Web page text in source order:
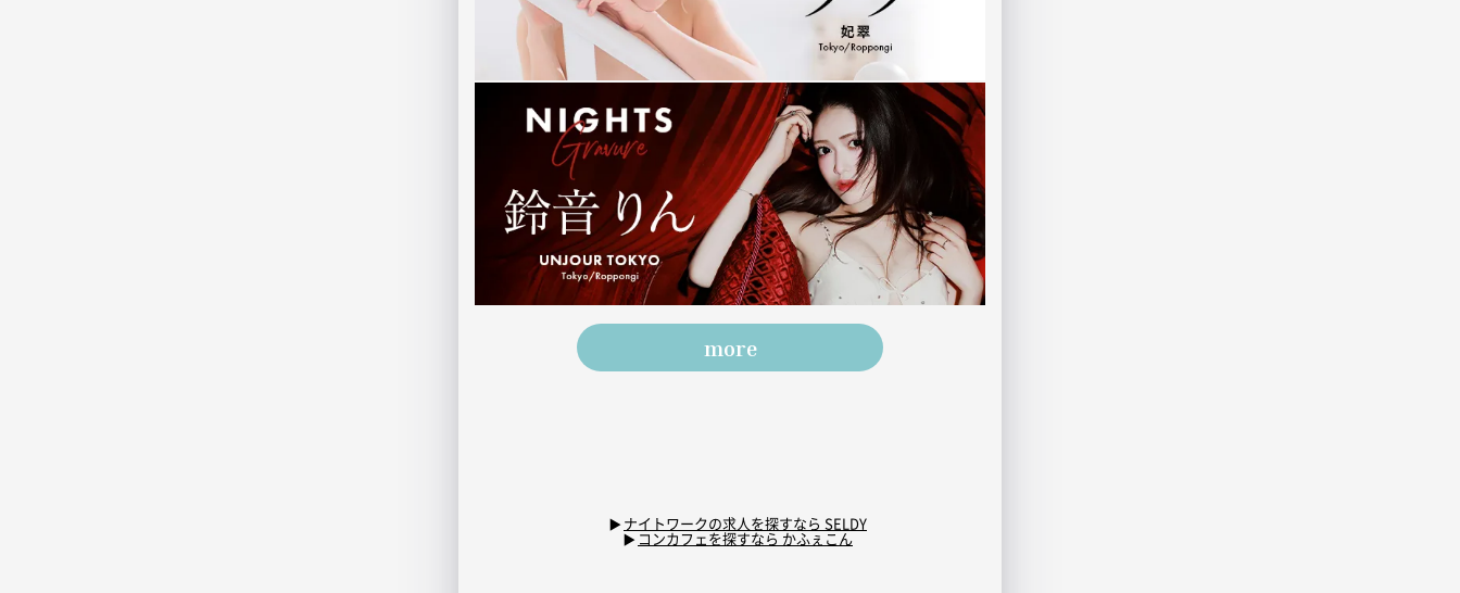
more
ナイトワークの求人を探すなら SELDY
コンカフェを探すなら かふぇこん